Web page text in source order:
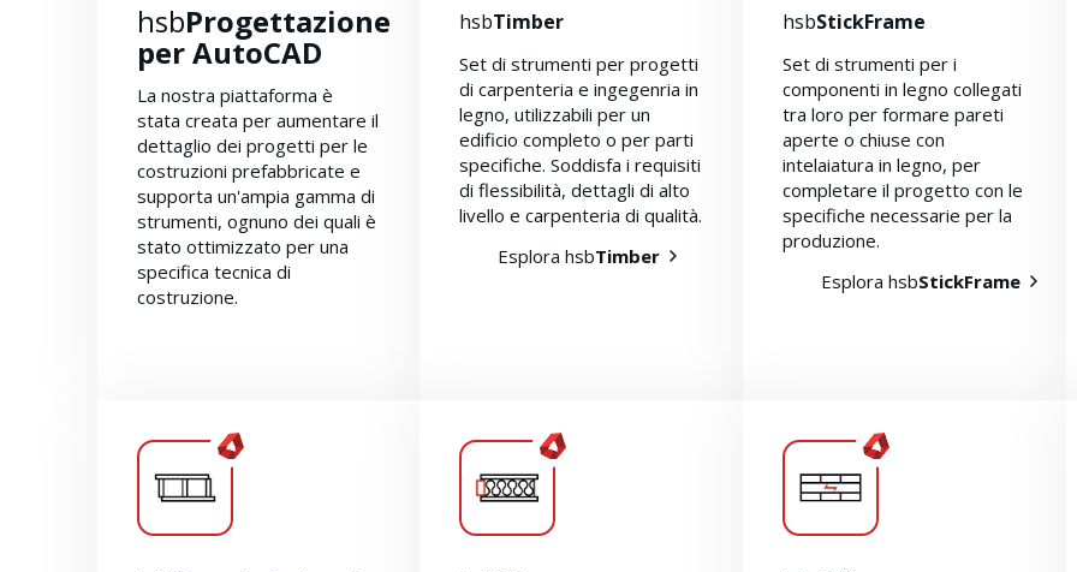
hsbProgettazione
per AutoCAD
La nostra piattaforma è
stata creata per aumentare il
dettaglio dei progetti per le
costruzioni prefabbricate e
supporta un'ampia gamma di
strumenti, ognuno dei quali è
stato ottimizzato per una
specifica tecnica di
costruzione.
hsbTimber
Set di strumenti per progetti
di carpenteria e ingegenria in
legno, utilizzabili per un
edificio completo o per parti
specifiche. Soddisfa i requisiti
di flessibilità, dettagli di alto
livello e carpenteria di qualità.
Esplora hsbTimber
hsbStickFrame
Set di strumenti per i
componenti in legno collegati
tra loro per formare pareti
aperte o chiuse con
intelaiatura in legno, per
completare il progetto con le
specifiche necessarie per la
produzione.
Esplora hsbStickFrame